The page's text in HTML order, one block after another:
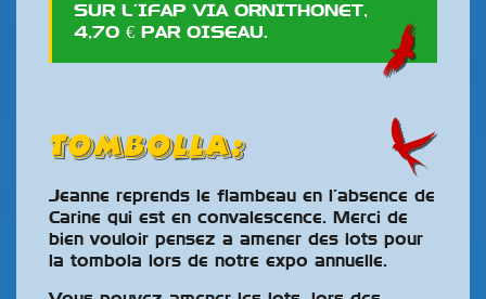
SUR L’IFAP VIA ORNITHONET,
4,70 € PAR OISEAU.
Tombolla:
Jeanne reprends le flambeau en l’absence de
Carine qui est en convalescence. Merci de
bien vouloir pensez a amener des lots pour
la tombola lors de notre expo annuelle.